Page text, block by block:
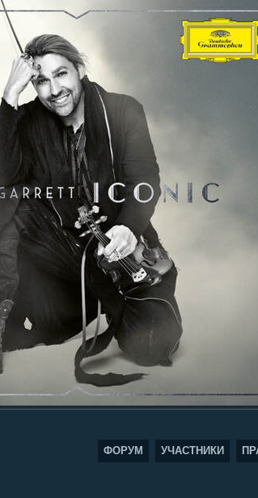
ФОРУМ УЧАСТНИКИ